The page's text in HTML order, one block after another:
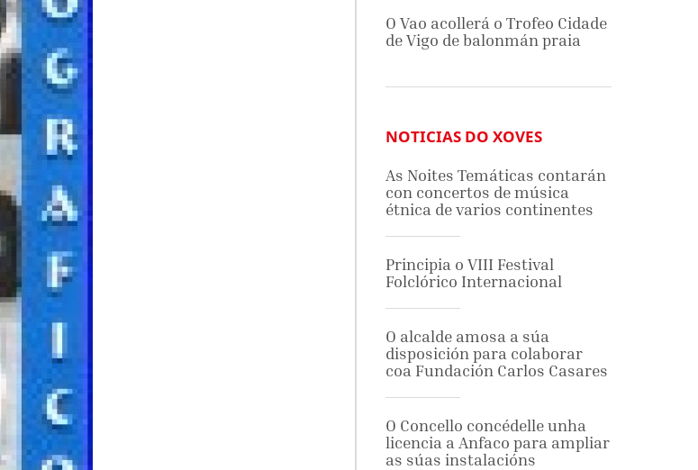
O Vao acollerá o Trofeo Cidade
de Vigo de balonmán praia
NOTICIAS DO XOVES
As Noites Temáticas contarán
con concertos de música
étnica de varios continentes
Principia o VIII Festival
Folclórico Internacional
O alcalde amosa a súa
disposición para colaborar
coa Fundación Carlos Casares
O Concello concédelle unha
licencia a Anfaco para ampliar
as súas instalacións